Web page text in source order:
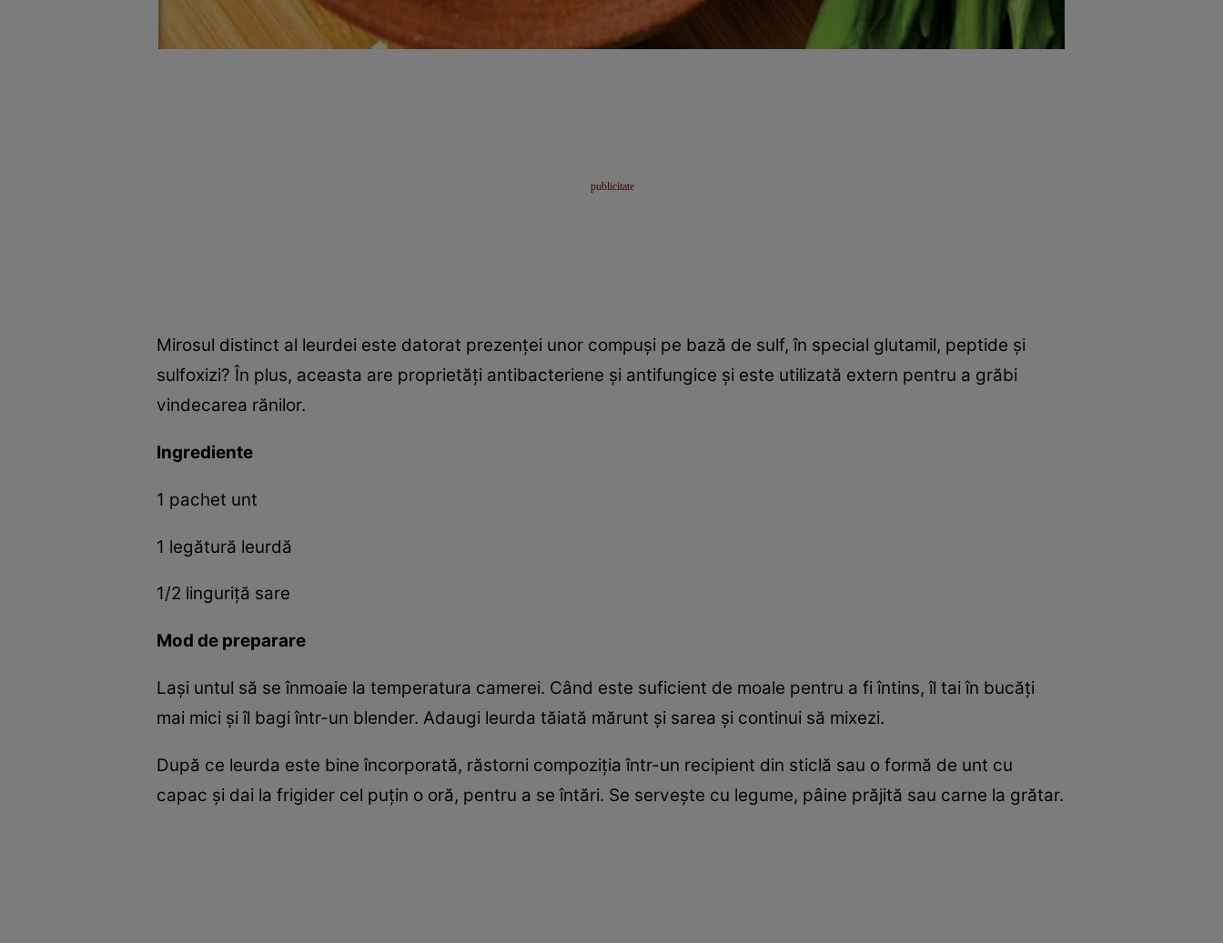
Mirosul distinct al leurdei este datorat prezenței unor compuși pe bază de sulf, în special glutamil, peptide și
sulfoxizi? În plus, aceasta are proprietăți antibacteriene și antifungice și este utilizată extern pentru a grăbi
vindecarea rănilor.
Ingrediente
1 pachet unt
1 legătură leurdă
1/2 linguriță sare
Mod de preparare
Lași untul să se înmoaie la temperatura camerei. Când este suficient de moale pentru a fi întins, îl tai în bucăți
mai mici și îl bagi într-un blender. Adaugi leurda tăiată mărunt și sarea și continui să mixezi.
După ce leurda este bine încorporată, răstorni compoziția într-un recipient din sticlă sau o formă de unt cu
capac și dai la frigider cel puțin o oră, pentru a se întări. Se servește cu legume, pâine prăjită sau carne la grătar.